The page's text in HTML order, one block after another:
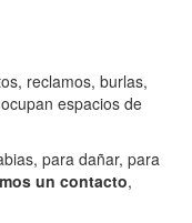
reclamos, burlas,
espacios de
para dañar, para
un contacto,